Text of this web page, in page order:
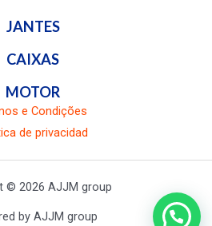
JANTES
CAIXAS
MOTOR
e Condições
de privacidad
© 2026 AJJM group
by AJJM group